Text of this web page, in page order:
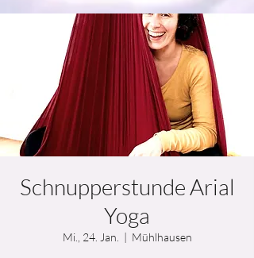
Schnupperstunde Arial
Yoga
Mi., 24. Jan.
  |
Mühlhausen